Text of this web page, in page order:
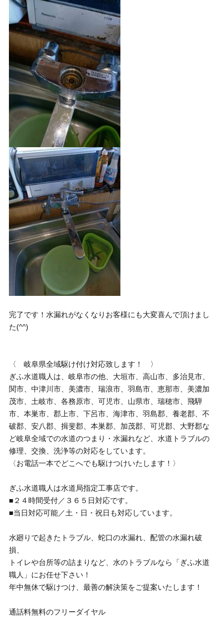
完了です！水漏れがなくなりお客様にも大変喜んで頂けまし
た(^^)
〈 岐阜県全域駆け付け対応致します！ 〉
ぎふ水道職人は、岐阜市の他、大垣市、高山市、多治見市、
関市、中津川市、美濃市、瑞浪市、羽島市、恵那市、美濃加
茂市、土岐市、各務原市、可児市、山県市、瑞穂市、飛騨
市、本巣市、郡上市、下呂市、海津市、羽島郡、養老郡、不
破郡、安八郡、揖斐郡、本巣郡、加茂郡、可児郡、大野郡な
ど岐阜全域での水道のつまり・水漏れなど、水道トラブルの
修理、交換、洗浄等の対応をしています。
〈お電話一本でどこへでも駆けつけいたします！〉
ぎふ水道職人は水道局指定工事店です。
■２４時間受付／３６５日対応です。
■当日対応可能／土・日・祝日も対応しています。
水廻りで起きたトラブル、蛇口の水漏れ、配管の水漏れ破
損、
トイレや台所等の詰まりなど、水のトラブルなら「ぎふ水道
職人」にお任せ下さい！
年中無休で駆けつけ、最善の解決策をご提案いたします！
通話料無料のフリーダイヤル